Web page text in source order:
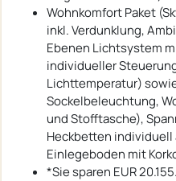
Wohnkomfort Paket
inkl. Verdunklung,
Ebenen Lichtsystem
individueller
Lichttemperatur)
Sockelbeleuchtung,
und Stofftasche),
Heckbetten individuell
Einlegeboden mit
*Sie sparen EUR